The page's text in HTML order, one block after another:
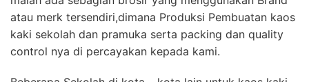
atau merk tersendiri,dimana Produksi Pembuatan kaos
kaki sekolah dan pramuka serta packing dan quality
control nya di percayakan kepada kami.